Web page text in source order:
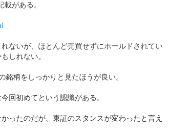
がある。
ないが、ほとんど売買せずにホールドされてい
しれない。
柄をしっかりと見たほうが良い。
回初めてという認識がある。
ったのだが、東証のスタンスが変わったと言え